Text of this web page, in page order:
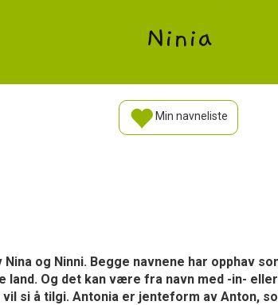
Ninia
Min navneliste
og Ninni. Begge navnene har opphav
Og det kan være fra navn med -in-
si å tilgi. Antonia er jenteform av Anton,